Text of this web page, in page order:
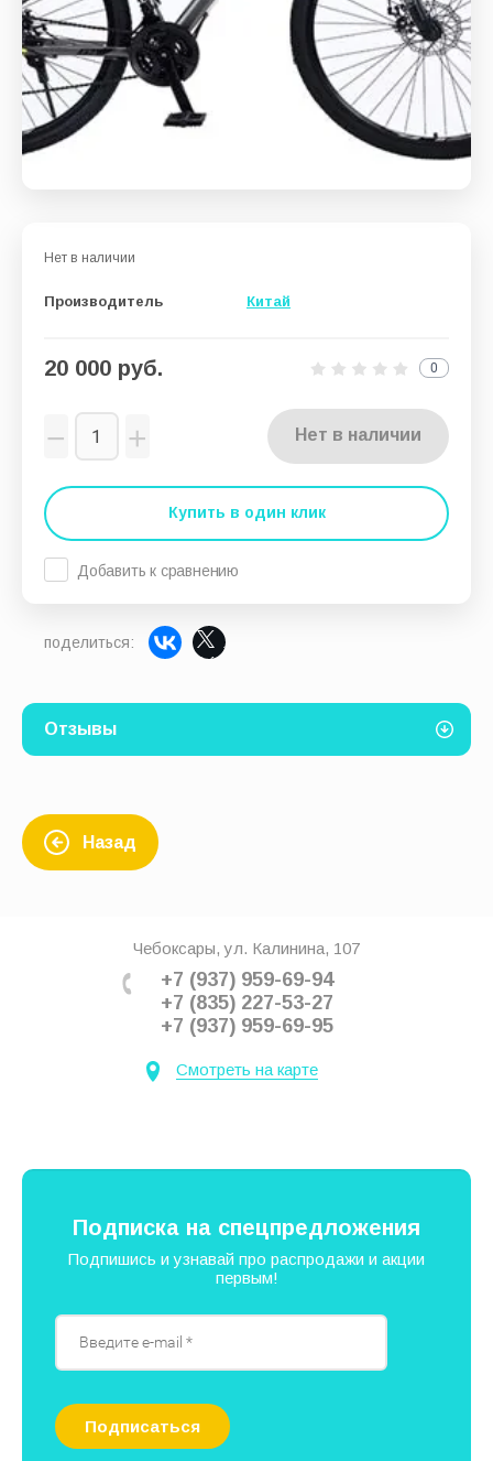
Нет в наличии
Производитель Китай
20 000 руб. 0
− + Нет в наличии
Купить в один клик
Добавить к сравнению
поделиться:
Отзывы
Назад
Чебоксары, ул. Калинина, 107
+7 (937) 959-69-94
+7 (835) 227-53-27
+7 (937) 959-69-95
Смотреть на карте
Подписка на спецпредложения
Подпишись и узнавай про распродажи и акции
первым!
Подписаться